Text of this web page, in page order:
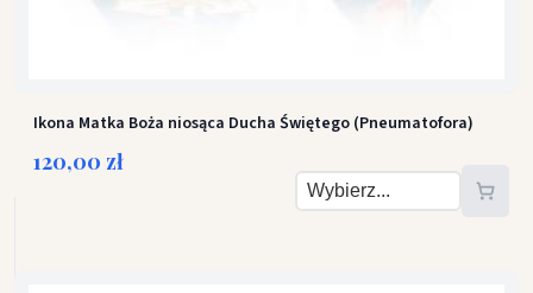
Ikona Matka Boża niosąca Ducha Świętego (Pneumatofora)
120,00 zł